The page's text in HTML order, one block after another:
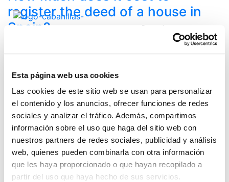
Esta página web usa cookies
Las cookies de este sitio web se usan para personalizar
el contenido y los anuncios, ofrecer funciones de redes
sociales y analizar el tráfico. Además, compartimos
información sobre el uso que haga del sitio web con
nuestros partners de redes sociales, publicidad y análisis
web, quienes pueden combinarla con otra información
que les haya proporcionado o que hayan recopilado a
partir del uso que haya hecho de sus servicios.
Properties
Buy
House
Rustic
House
Chalet
Villa
Rent
Land
New
Construction
register the deed of a house in
Spain?
Buying a house is undoubtedly one of the most
important financial decisions of our lives. The
excitement of finding the perfect home, especially in
such charming places as Estepona, can make us
overlook some crucial d...
Posted by:Carmen Cabanillas Sánchez
Categories: Real Estate
Search
Properties
Real Estate